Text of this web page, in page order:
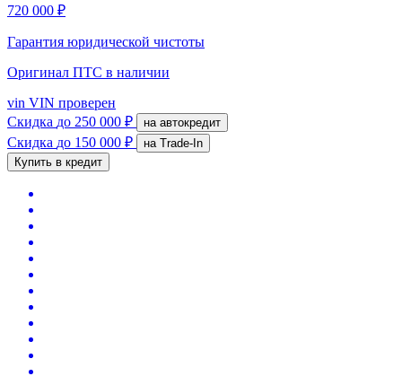
720 000 ₽
Гарантия юридической чистоты
Оригинал ПТС в наличии
vin VIN проверен
Скидка до 250 000 ₽ на автокредит
Скидка до 150 000 ₽
на Trade-In
Купить в кредит